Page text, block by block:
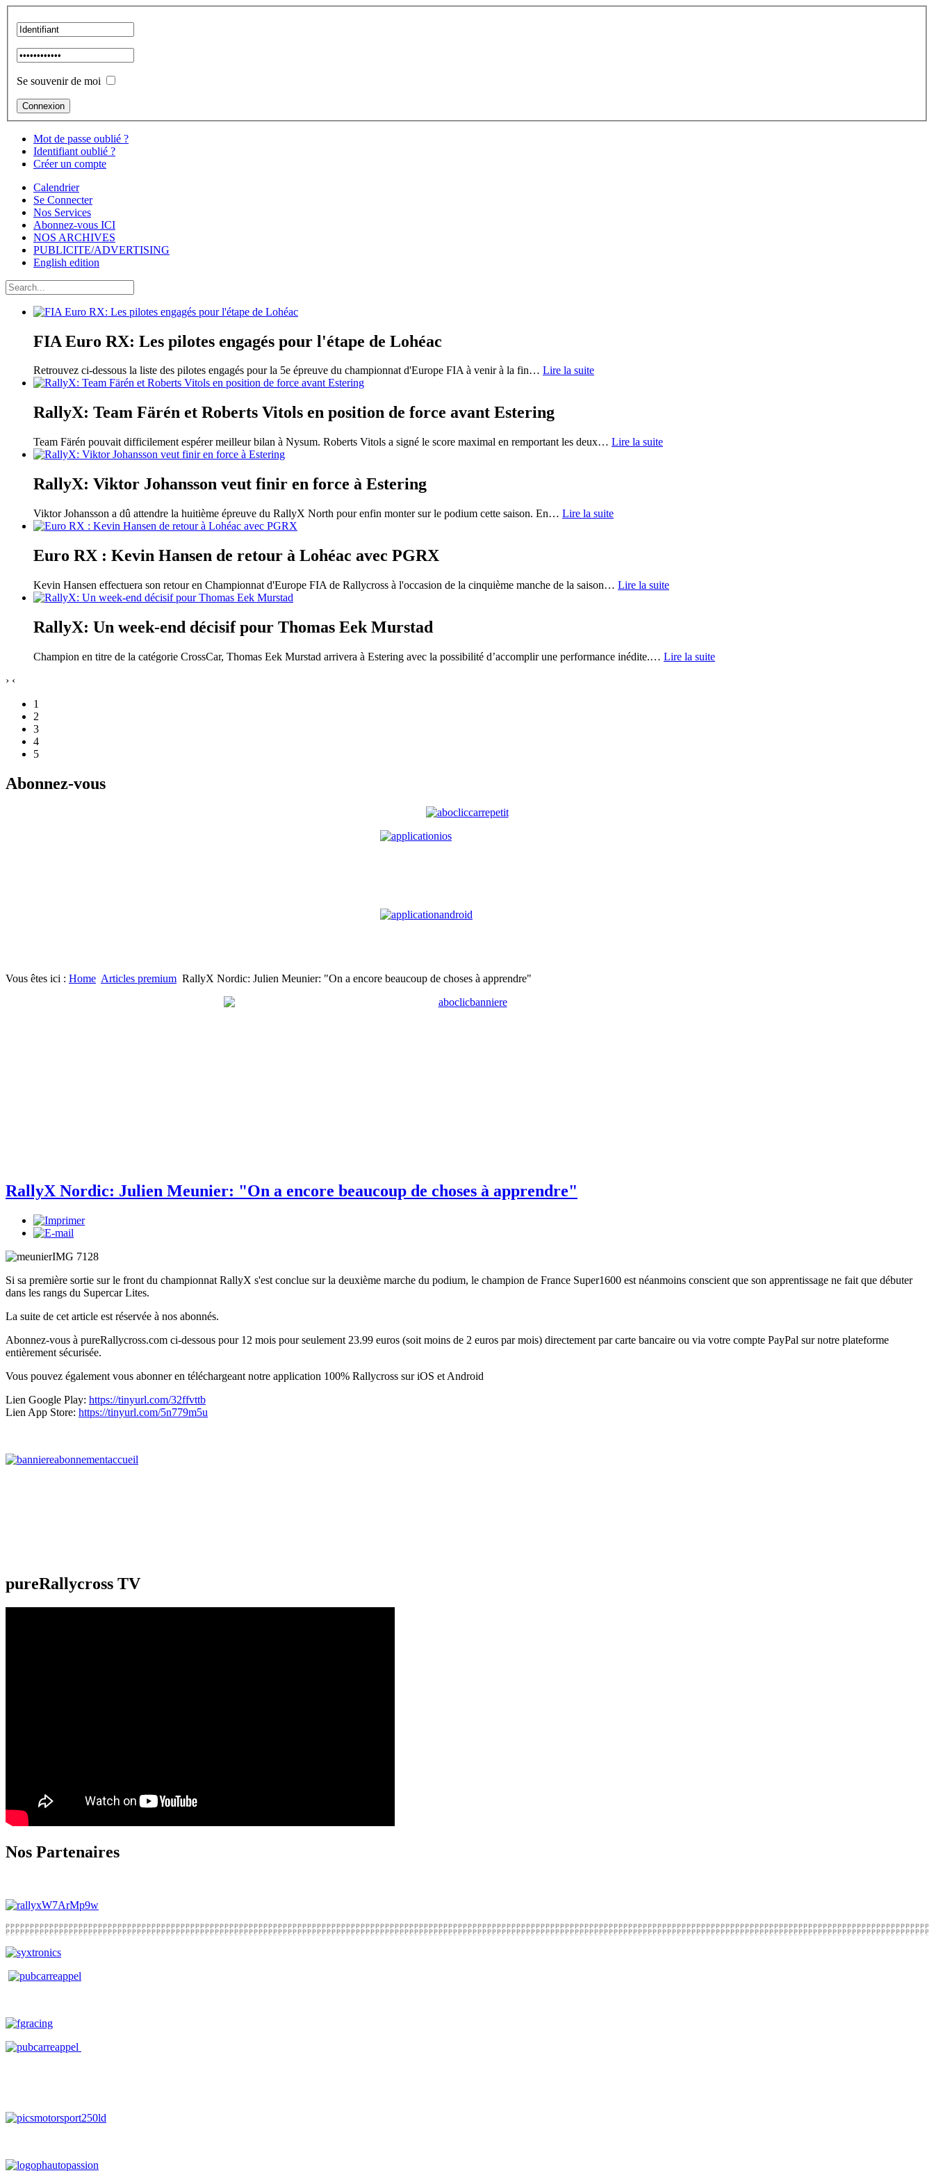
Se souvenir de moi
Mot de passe oublié ?
Identifiant oublié ?
Créer un compte
Calendrier
Se Connecter
Nos Services
Abonnez-vous ICI
NOS ARCHIVES
PUBLICITE/ADVERTISING
English edition
FIA Euro RX: Les pilotes engagés pour l'étape de Lohéac
Retrouvez ci-dessous la liste des pilotes engagés pour la 5e épreuve du championnat d'Europe FIA à venir à la fin… Lire la suite
RallyX: Team Färén et Roberts Vitols en position de force avant Estering
Team Färén pouvait difficilement espérer meilleur bilan à Nysum. Roberts Vitols a signé le score maximal en remportant les deux… Lire la suite
RallyX: Viktor Johansson veut finir en force à Estering
Viktor Johansson a dû attendre la huitième épreuve du RallyX North pour enfin monter sur le podium cette saison. En… Lire la suite
Euro RX : Kevin Hansen de retour à Lohéac avec PGRX
Kevin Hansen effectuera son retour en Championnat d'Europe FIA de Rallycross à l'occasion de la cinquième manche de la saison… Lire la suite
RallyX: Un week-end décisif pour Thomas Eek Murstad
Champion en titre de la catégorie CrossCar, Thomas Eek Murstad arrivera à Estering avec la possibilité d’accomplir une performance inédite.… Lire la suite
› ‹
1
2
3
4
5
Abonnez-vous
Vous êtes ici : Home Articles premium RallyX Nordic: Julien Meunier: "On a encore beaucoup de choses à apprendre"
RallyX Nordic: Julien Meunier: "On a encore beaucoup de choses à apprendre"
Si sa première sortie sur le front du championnat RallyX s'est conclue sur la deuxième marche du podium, le champion de France Super1600 est néanmoins conscient que son apprentissage ne fait que débuter
dans les rangs du Supercar Lites.
La suite de cet article est réservée à nos abonnés.
Abonnez-vous à pureRallycross.com ci-dessous pour 12 mois pour seulement 23.99 euros (soit moins de 2 euros par mois) directement par carte bancaire ou via votre compte PayPal sur notre plateforme
entièrement sécurisée.
Vous pouvez également vous abonner en téléchargeant notre application 100% Rallycross sur iOS et Android
Lien Google Play: https://tinyurl.com/32ffvttb
Lien App Store: https://tinyurl.com/5n779m5u
pureRallycross TV
Nos Partenaires